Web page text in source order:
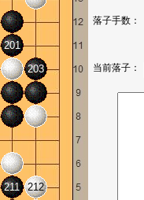
201
203
211 212
落子手数：
当前落子：